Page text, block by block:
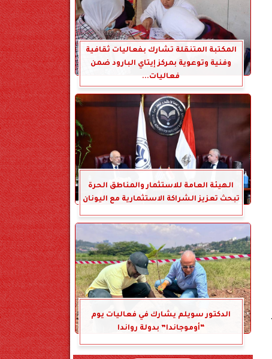
المكتبة المتنقلة تشارك بفعاليات ثقافية
وفنية وتوعوية بمركز إيتاي البارود ضمن
فعاليات...
الهيئة العامة للاستثمار والمناطق الحرة
تبحث تعزيز الشراكة الاستثمارية مع اليونان
الدكتور سويلم يشارك في فعاليات يوم
“أوموجاندا” بدولة رواندا